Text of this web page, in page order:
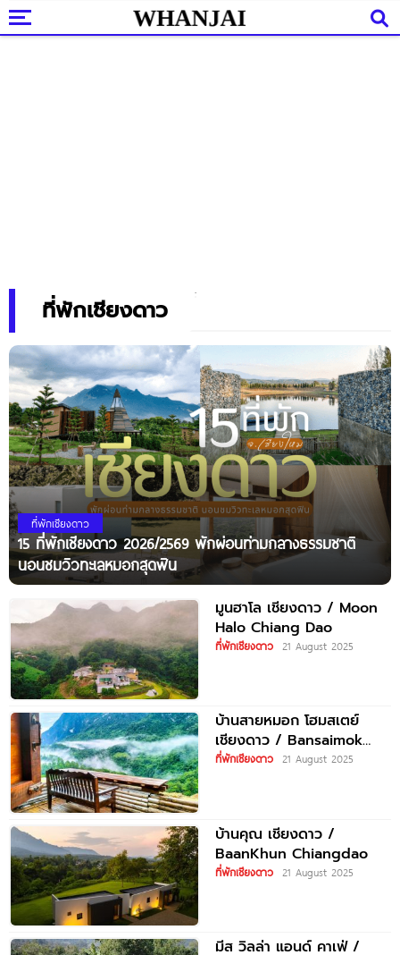
ที่พักเชียงดาว
ที่พักเชียงดาว
15 ที่พักเชียงดาว 2026/2569 พักผ่อนท่ามกลางธรรมชาติ
นอนชมวิวทะเลหมอกสุดฟิน
มูนฮาโล เชียงดาว / Moon
Halo Chiang Dao
ที่พักเชียงดาว 21 August 2025
บ้านสายหมอก โฮมสเตย์
เชียงดาว / Bansaimok
Homestay Chiang Dao
ที่พักเชียงดาว 21 August 2025
บ้านคุณ เชียงดาว /
BaanKhun Chiangdao
ที่พักเชียงดาว 21 August 2025
มีส วิลล่า แอนด์ คาเฟ่ /